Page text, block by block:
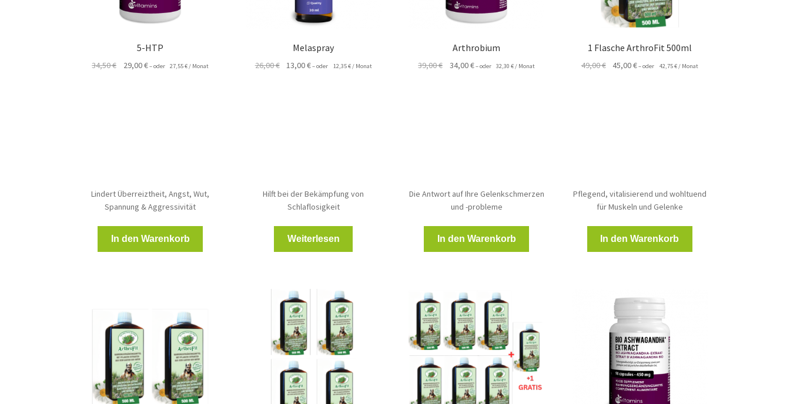
5-HTP
34,50€
Ursprünglicher
29,00€Aktueller
–oder 27,55€/ Monat
Lindert Überreiztheit, Angst, Wut,
Spannung & Aggressivität
In den Warenkorb
Melaspray
26,00€
Ursprünglicher
13,00€Aktueller
–oder 12,35€/ Monat
Hilft bei der Bekämpfung von
Schlaflosigkeit
Weiterlesen
Arthrobium
39,00€
Ursprünglicher
34,00€Aktueller
–oder 32,30€/ Monat
Die Antwort auf Ihre Gelenkschmerzen
und -probleme
In den Warenkorb
1 Flasche ArthroFit 500ml
49,00€
Ursprünglicher
45,00€Aktueller
–oder 42,75€/ Monat
Pflegend, vitalisierend und wohltuend
für Muskeln und Gelenke
In den Warenkorb